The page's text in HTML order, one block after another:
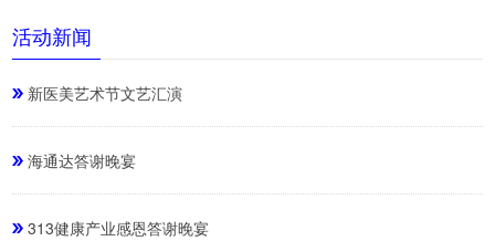
活动新闻
新医美艺术节文艺汇演
海通达答谢晚宴
313健康产业感恩答谢晚宴